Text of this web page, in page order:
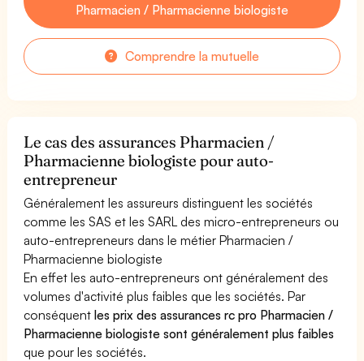
Pharmacien / Pharmacienne biologiste
Comprendre la mutuelle
Le cas des assurances Pharmacien /
Pharmacienne biologiste pour auto-
entrepreneur
Généralement les assureurs distinguent les sociétés
comme les SAS et les SARL des micro-entrepreneurs ou
auto-entrepreneurs dans le métier Pharmacien /
Pharmacienne biologiste
En effet les auto-entrepreneurs ont généralement des
volumes d'activité plus faibles que les sociétés. Par
conséquentles prix des assurances rc pro Pharmacien /
Pharmacienne biologiste sont généralement plus faibles
que pour les sociétés.